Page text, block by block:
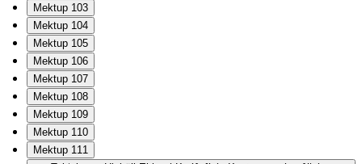
Mektup 103
Mektup 104
Mektup 105
Mektup 106
Mektup 107
Mektup 108
Mektup 109
Mektup 110
Mektup 111